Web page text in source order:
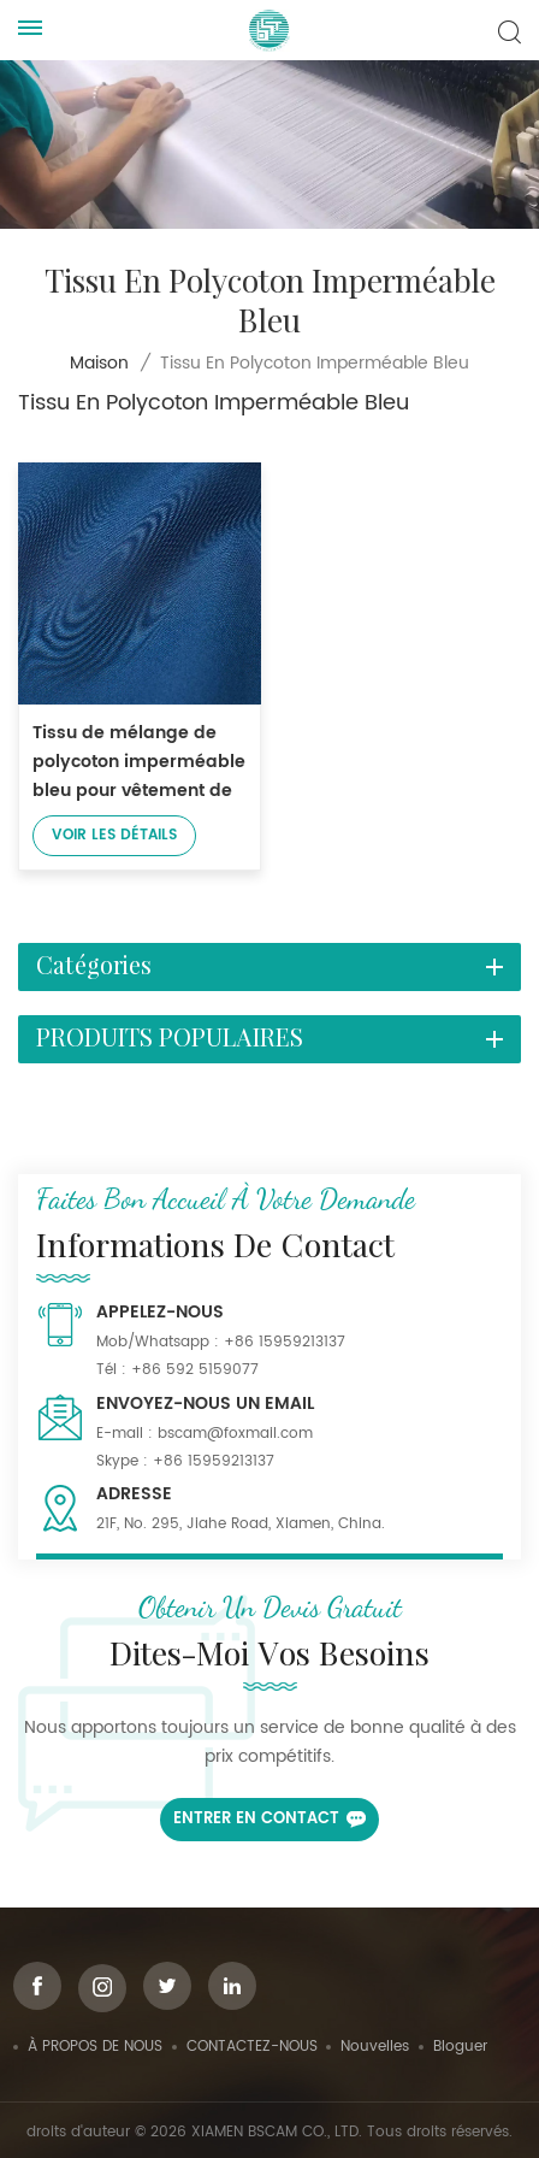
Tissu En Polycoton Imperméable
Bleu
Maison / Tissu En Polycoton Imperméable Bleu
Tissu En Polycoton Imperméable Bleu
Tissu de mélange de
polycoton imperméable
bleu pour vêtement de
travail
VOIR LES DÉTAILS
Catégories
PRODUITS POPULAIRES
Faites Bon Accueil À Votre Demande
Informations De Contact
APPELEZ-NOUS
Mob/Whatsapp : +86 15959213137
Tél : +86 592 5159077
ENVOYEZ-NOUS UN EMAIL
E-mail : bscam@foxmail.com
Skype : +86 15959213137
ADRESSE
21F, No. 295, Jiahe Road, Xiamen, China.
Obtenir Un Devis Gratuit
Dites-Moi Vos Besoins
Nous apportons toujours un service de bonne qualité à des
prix compétitifs.
ENTRER EN CONTACT
À PROPOS DE NOUS CONTACTEZ-NOUS Nouvelles Bloguer
droits d'auteur © 2026 XIAMEN BSCAM CO., LTD. Tous droits réservés.